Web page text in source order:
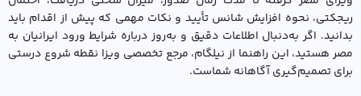
ریجکتی، نحوه افزایش شانس تأیید و نکات مهمی که پیش از اقدام باید
بدانید. اگر به‌دنبال اطلاعات دقیق و به‌روز درباره شرایط ورود ایرانیان به
مصر هستید، این راهنما از نیلگام، مرجع تخصصی ویزا نقطه شروع درستی
برای تصمیم‌گیری آگاهانه شماست.